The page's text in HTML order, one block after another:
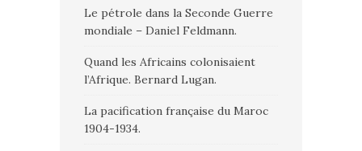
Le pétrole dans la Seconde Guerre
mondiale – Daniel Feldmann.
Quand les Africains colonisaient
l’Afrique. Bernard Lugan.
La pacification française du Maroc
1904-1934.